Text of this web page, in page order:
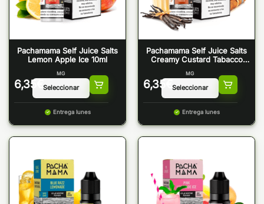
Pachamama Self Juice Salts
Lemon Apple Ice 10ml
6,35 €
MG
Entrega lunes
Pachamama Self Juice Salts
Creamy Custard Tabacco
6,35 €
MG
Entrega lunes